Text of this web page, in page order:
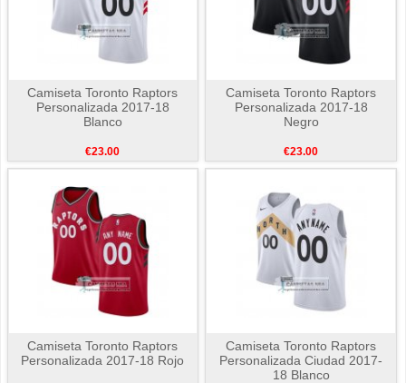
Camiseta Toronto Raptors
Personalizada 2017-18
Blanco
€23.00
Camiseta Toronto Raptors
Personalizada 2017-18
Negro
€23.00
Camiseta Toronto Raptors
Personalizada 2017-18 Rojo
Camiseta Toronto Raptors
Personalizada Ciudad 2017-
18 Blanco